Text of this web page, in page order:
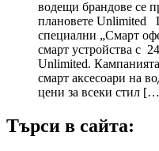
водещи брандове се
плановете Unlimited
специални „Смарт
смарт устройства с
Unlimited.
смарт аксесоари на
цени за всеки стил
Търси в сайта: